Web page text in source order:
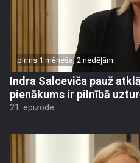
pirms 1 mēneša, 2 nedēļām
Indra Salceviča pauž
pienākums ir pilnībā
21. epizode